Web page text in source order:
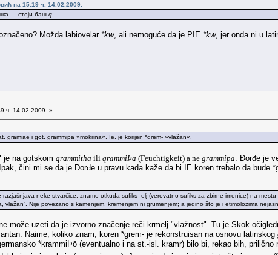
на 15.19 ч. 14.02.2009.
— стоји баш q
Možda labiovelar *kw, ali nemoguće da je PIE *kw, jer onda ni u
ч. 14.02.2009. »
gramiae i got. grammipa »mokrina«. Ie. je korijen *qrem- »vlažan«.
je na gotskom qrammitha ili qrammiÞa (Feuchtigkeit) a ne grammipa . Đorđe je
čini mi se da je Đorđe u pravu kada kaže da bi IE koren trebalo da bude
razjašnjava neke stvarčice; znamo otkuda sufiks -elj (verovatno sufiks za zbirne imenice) na
vlažan“. Nije povezano s kamenjem, kremenjem ni grumenjem; a jedino što je i etimolozima
može uzeti da je izvorno značenje reči krmelj "vlažnost". Tu je Skok
Naime, koliko znam, koren *grem- je rekonstruisan na osnovu latinskog
*krammiÞō (eventualno i na st.-isl. kramr) bilo bi, rekao bih,